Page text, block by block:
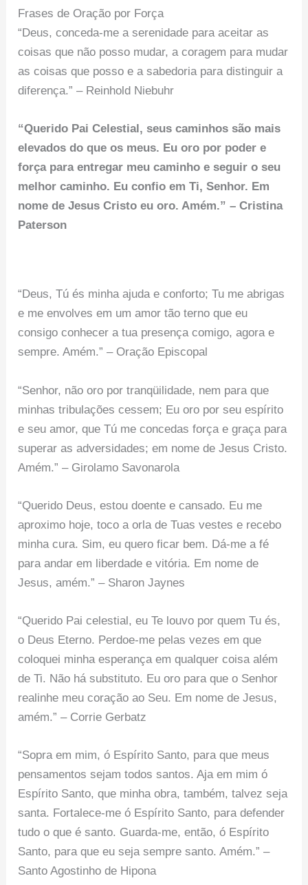
Frases de Oração por Força
“Deus, conceda-me a serenidade para aceitar as
coisas que não posso mudar, a coragem para mudar
as coisas que posso e a sabedoria para distinguir a
diferença.” – Reinhold Niebuhr
“Querido Pai Celestial, seus caminhos são mais
elevados do que os meus. Eu oro por poder e
força para entregar meu caminho e seguir o seu
melhor caminho. Eu confio em Ti, Senhor. Em
nome de Jesus Cristo eu oro. Amém.” – Cristina
Paterson
“Deus, Tú és minha ajuda e conforto; Tu me abrigas
e me envolves em um amor tão terno que eu
consigo conhecer a tua presença comigo, agora e
sempre. Amém.” – Oração Episcopal
“Senhor, não oro por tranqüilidade, nem para que
minhas tribulações cessem; Eu oro por seu espírito
e seu amor, que Tú me concedas força e graça para
superar as adversidades; em nome de Jesus Cristo.
Amém.” – Girolamo Savonarola
“Querido Deus, estou doente e cansado. Eu me
aproximo hoje, toco a orla de Tuas vestes e recebo
minha cura. Sim, eu quero ficar bem. Dá-me a fé
para andar em liberdade e vitória. Em nome de
Jesus, amém.” – Sharon Jaynes
“Querido Pai celestial, eu Te louvo por quem Tu és,
o Deus Eterno. Perdoe-me pelas vezes em que
coloquei minha esperança em qualquer coisa além
de Ti. Não há substituto. Eu oro para que o Senhor
realinhe meu coração ao Seu. Em nome de Jesus,
amém.” – Corrie Gerbatz
“Sopra em mim, ó Espírito Santo, para que meus
pensamentos sejam todos santos. Aja em mim ó
Espírito Santo, que minha obra, também, talvez seja
santa. Fortalece-me ó Espírito Santo, para defender
tudo o que é santo. Guarda-me, então, ó Espírito
Santo, para que eu seja sempre santo. Amém.” –
Santo Agostinho de Hipona